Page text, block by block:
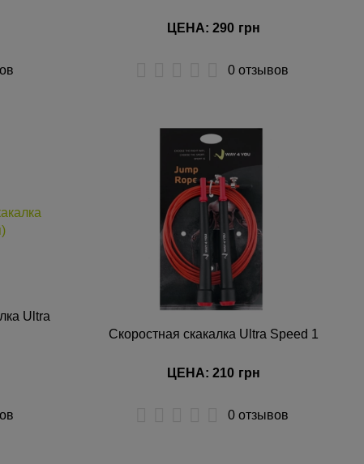
ЦЕНА: 290 грн
0 отзывов
Ultra
Скоростная скакалка Ultra Speed 1
ЦЕНА: 210 грн
0 отзывов